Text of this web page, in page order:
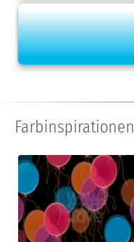
Farbinspirationen